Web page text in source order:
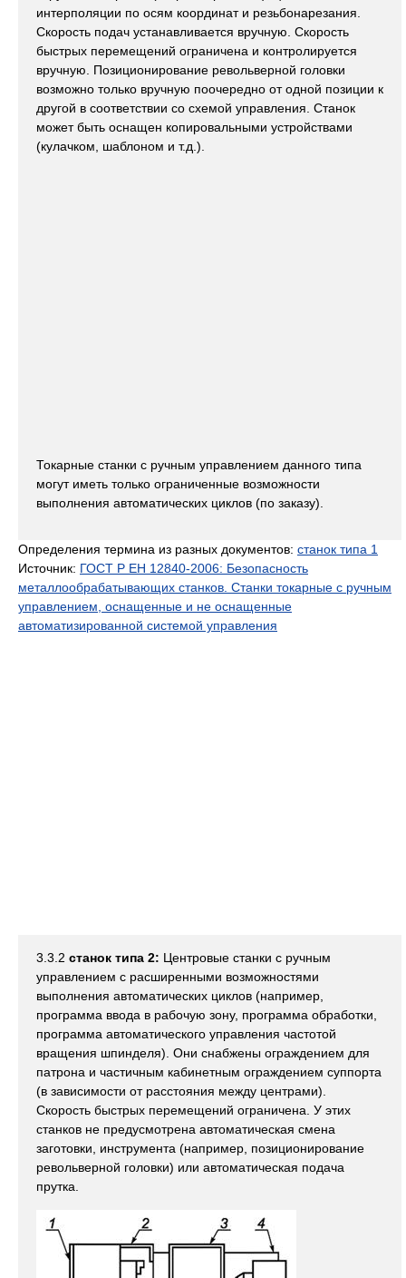
интерполяции по осям координат и резьбонарезания.
Скорость подач устанавливается вручную. Скорость
быстрых перемещений ограничена и контролируется
вручную. Позиционирование револьверной головки
возможно только вручную поочередно от одной позиции к
другой в соответствии со схемой управления. Станок
может быть оснащен копировальными устройствами
(кулачком, шаблоном и т.д.).
Токарные станки с ручным управлением данного типа
могут иметь только ограниченные возможности
выполнения автоматических циклов (по заказу).
Определения термина из разных документов: станок типа 1
Источник: ГОСТ Р ЕН 12840-2006: Безопасность
металлообрабатывающих станков. Станки токарные с ручным
управлением, оснащенные и не оснащенные
автоматизированной системой управления
3.3.2 станок типа 2: Центровые станки с ручным
управлением с расширенными возможностями
выполнения автоматических циклов (например,
программа ввода в рабочую зону, программа обработки,
программа автоматического управления частотой
вращения шпинделя). Они снабжены ограждением для
патрона и частичным кабинетным ограждением суппорта
(в зависимости от расстояния между центрами).
Скорость быстрых перемещений ограничена. У этих
станков не предусмотрена автоматическая смена
заготовки, инструмента (например, позиционирование
револьверной головки) или автоматическая подача
прутка.